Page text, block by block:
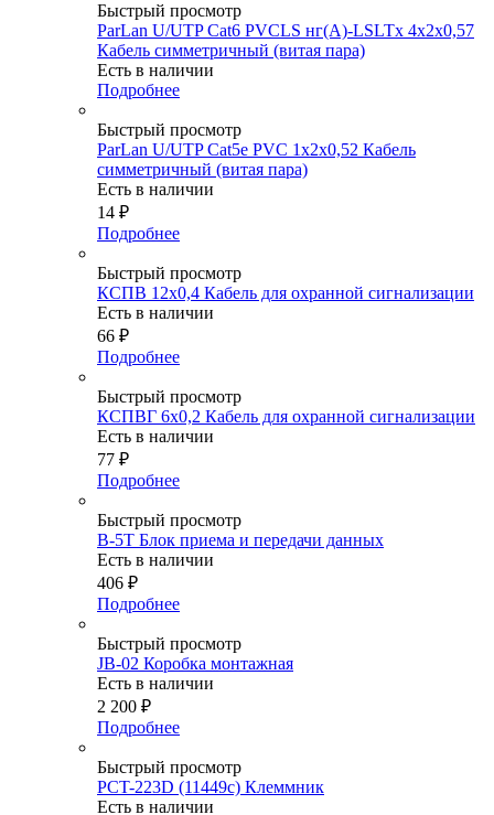
Быстрый просмотр
ParLan U/UTP Cat6 PVCLS нг(А)-LSLTx 4х2х0,57
Кабель симметричный (витая пара)
Есть в наличии
Подробнее
Быстрый просмотр
ParLan U/UTP Cat5e PVC 1х2х0,52 Кабель
симметричный (витая пара)
Есть в наличии
14 ₽
Подробнее
Быстрый просмотр
КСПВ 12х0,4 Кабель для охранной сигнализации
Есть в наличии
66 ₽
Подробнее
Быстрый просмотр
КСПВГ 6х0,2 Кабель для охранной сигнализации
Есть в наличии
77 ₽
Подробнее
Быстрый просмотр
B-5T Блок приема и передачи данных
Есть в наличии
406 ₽
Подробнее
Быстрый просмотр
JB-02 Коробка монтажная
Есть в наличии
2 200 ₽
Подробнее
Быстрый просмотр
PCT-223D (11449c) Клеммник
Есть в наличии